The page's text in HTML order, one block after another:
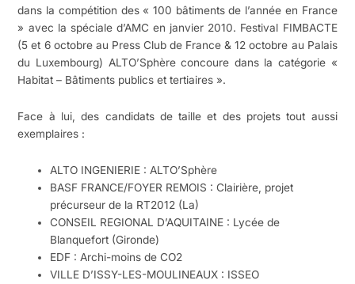
dans la compétition des « 100 bâtiments de l’année en France
» avec la spéciale d’AMC en janvier 2010. Festival FIMBACTE
(5 et 6 octobre au Press Club de France & 12 octobre au Palais
du Luxembourg) ALTO’Sphère concoure dans la catégorie «
Habitat – Bâtiments publics et tertiaires ».
Face à lui, des candidats de taille et des projets tout aussi
exemplaires :
ALTO INGENIERIE : ALTO’Sphère
BASF FRANCE/FOYER REMOIS : Clairière, projet
précurseur de la RT2012 (La)
CONSEIL REGIONAL D’AQUITAINE : Lycée de
Blanquefort (Gironde)
EDF : Archi-moins de CO2
VILLE D’ISSY-LES-MOULINEAUX : ISSEO